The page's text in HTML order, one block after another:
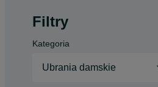
Filtry
Kategoria
Ubrania damskie